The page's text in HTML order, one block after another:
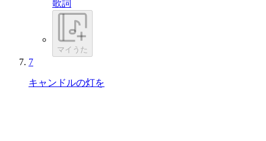
歌詞
マイうた
7
キャンドルの灯を